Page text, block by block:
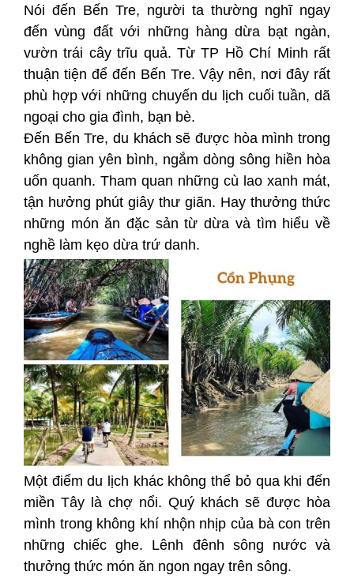
Nói đến Bến Tre, người ta thường nghĩ ngay
đến vùng đất với những hàng dừa bạt ngàn,
vườn trái cây trĩu quả. Từ TP Hồ Chí Minh rất
thuận tiện để đến Bến Tre. Vậy nên, nơi đây rất
phù hợp với những chuyến du lịch cuối tuần, dã
ngoại cho gia đình, bạn bè.
Đến Bến Tre, du khách sẽ được hòa mình trong
không gian yên bình, ngắm dòng sông hiền hòa
uốn quanh. Tham quan những cù lao xanh mát,
tận hưởng phút giây thư giãn. Hay thưởng thức
những món ăn đặc sản từ dừa và tìm hiểu về
nghề làm kẹo dừa trứ danh.
Một điểm du lịch khác không thể bỏ qua khi đến
miền Tây là chợ nổi. Quý khách sẽ được hòa
mình trong không khí nhộn nhịp của bà con trên
những chiếc ghe. Lênh đênh sông nước và
thưởng thức món ăn ngon ngay trên sông.